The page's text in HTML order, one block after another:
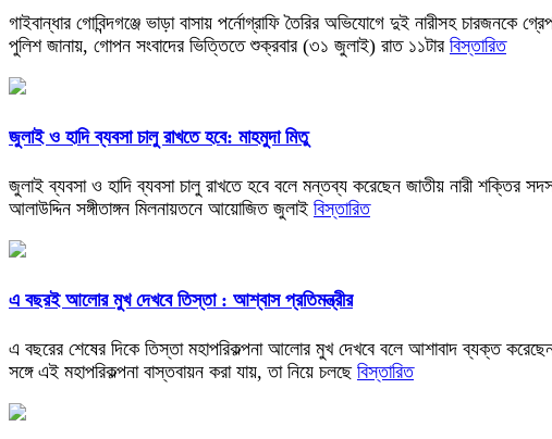
গাইবান্ধার গোবিন্দগঞ্জে ভাড়া বাসায় পর্নোগ্রাফি তৈরির অভিযোগে দুই নারীসহ
পুলিশ জানায়, গোপন সংবাদের ভিত্তিতে শুক্রবার (৩১ জুলাই) রাত ১১টার বিস্তারিত
জুলাই ও হাদি ব্যবসা চালু রাখতে হবে: মাহমুদা মিতু
জুলাই ব্যবসা ও হাদি ব্যবসা চালু রাখতে হবে বলে মন্তব্য করেছেন জাতীয় নারী শক্তির
আলাউদ্দিন সঙ্গীতাঙ্গন মিলনায়তনে আয়োজিত জুলাই বিস্তারিত
এ বছরই আলোর মুখ দেখবে তিস্তা : আশ্বাস প্রতিমন্ত্রীর
এ বছরের শেষের দিকে তিস্তা মহাপরিকল্পনা আলোর মুখ দেখবে বলে আশাবাদ ব্যক্ত
সঙ্গে এই মহাপরিকল্পনা বাস্তবায়ন করা যায়, তা নিয়ে চলছে বিস্তারিত